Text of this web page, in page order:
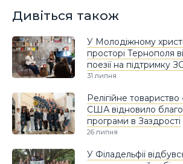
Дивіться також
У Молодіжному
просторі Тернополя
поезії на підтримку
31 липня
Релігійне
США відновило
програми в Заздрості
26 липня
У Філадельфії